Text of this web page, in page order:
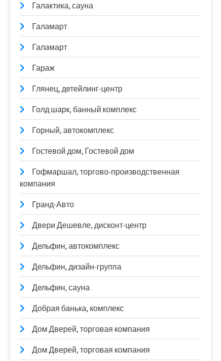
Галактика, сауна
Галамарт
Галамарт
Гараж
Глянец, детейлинг-центр
Голд шарк, банный комплекс
Горный, автокомплекс
Гостевой дом, Гостевой дом
Гофмаршал, торгово-производственная
компания
Гранд-Авто
Двери Дешевле, дисконт-центр
Дельфин, автокомплекс
Дельфин, дизайн-группа
Дельфин, сауна
Добрая банька, комплекс
Дом Дверей, торговая компания
Дом Дверей, торговая компания